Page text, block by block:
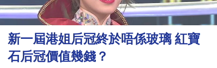
市
理
財
商
新一屆港姐后冠終於唔係玻璃 紅寶
石后冠價值幾錢？